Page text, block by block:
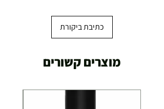
כתיבת ביקורת
מוצרים קשורים